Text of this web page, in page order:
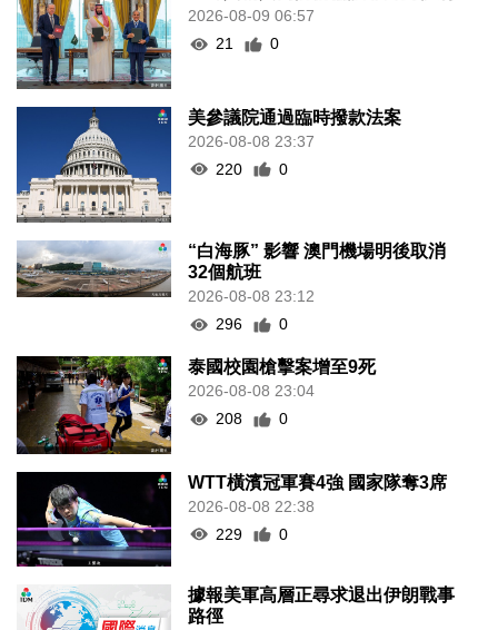
2026-08-09 06:57
21
0
美參議院通過臨時撥款法案
2026-08-08 23:37
220
0
“白海豚” 影響 澳門機場明後取消
32個航班
2026-08-08 23:12
296
0
泰國校園槍擊案增至9死
2026-08-08 23:04
208
0
WTT橫濱冠軍賽4強 國家隊奪3席
2026-08-08 22:38
229
0
據報美軍高層正尋求退出伊朗戰事
路徑